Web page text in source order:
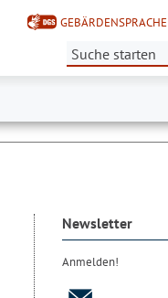
GEBÄRDENSPRACHE
Suche:
Newsletter
Anmelden!